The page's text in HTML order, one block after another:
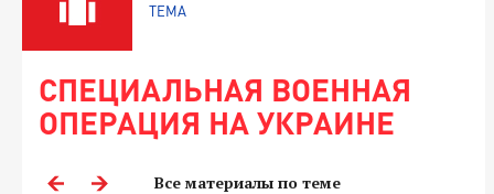
ТЕМА
СПЕЦИАЛЬНАЯ ВОЕННАЯ
ОПЕРАЦИЯ НА УКРАИНЕ
Все материалы по теме